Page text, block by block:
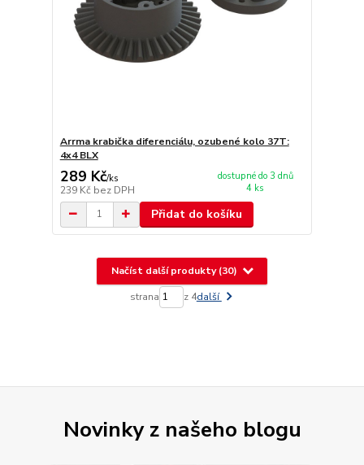
Arrma krabička diferenciálu, ozubené kolo 37T:
4x4 BLX
289 Kč/ks
239 Kč bez DPH
dostupné do 3 dnů
4 ks
Přidat do košíku
Načíst další produkty (30)
strana z 4další
Novinky z našeho blogu